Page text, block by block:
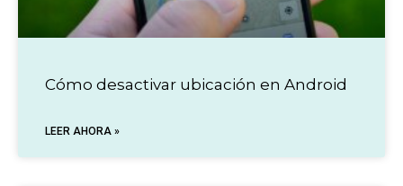
Cómo desactivar ubicación en Android
LEER AHORA »